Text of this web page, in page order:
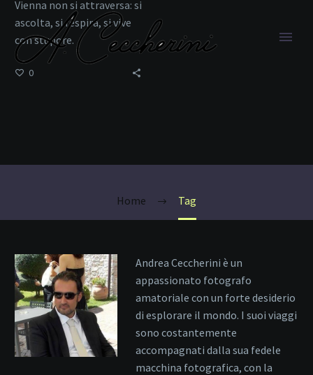
Home Tag
Vienna non si attraversa: si
ascolta, si respira, si vive
con stupore.
0
Andrea Ceccherini è un
appassionato fotografo
amatoriale con un forte desiderio
di esplorare il mondo. I suoi viaggi
sono costantemente
accompagnati dalla sua fedele
macchina fotografica, con la